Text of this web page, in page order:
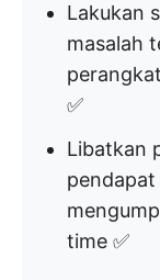
Lakukan
masalah
✅
Libatkan
time ✅